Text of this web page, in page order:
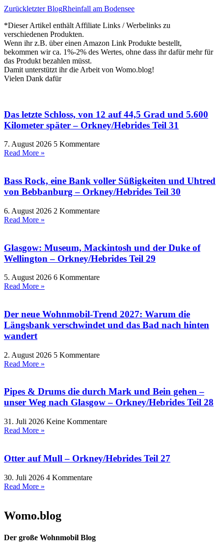
Zurückletzter BlogRheinfall am Bodensee
*Dieser Artikel enthält Affiliate Links / Werbelinks zu
verschiedenen Produkten.
Wenn ihr z.B. über einen Amazon Link Produkte bestellt,
bekommen wir ca. 1%-2% des Wertes, ohne dass ihr dafür mehr für
das Produkt bezahlen müsst.
Damit unterstützt ihr die Arbeit von Womo.blog!
Vielen Dank dafür
Das letzte Schloss, von 12 auf 44,5 Grad und 5.600
Kilometer später – Orkney/Hebrides Teil 31
7. August 2026 5 Kommentare
Read More »
Bass Rock, eine Bank voller Süßigkeiten und Uhtred
von Bebbanburg – Orkney/Hebrides Teil 30
6. August 2026 2 Kommentare
Read More »
Glasgow: Museum, Mackintosh und der Duke of
Wellington – Orkney/Hebrides Teil 29
5. August 2026 6 Kommentare
Read More »
Der neue Wohnmobil-Trend 2027: Warum die
Längsbank verschwindet und das Bad nach hinten
wandert
2. August 2026 5 Kommentare
Read More »
Pipes & Drums die durch Mark und Bein gehen –
unser Weg nach Glasgow – Orkney/Hebrides Teil 28
31. Juli 2026 Keine Kommentare
Read More »
Otter auf Mull – Orkney/Hebrides Teil 27
30. Juli 2026 4 Kommentare
Read More »
Womo.blog
Der große Wohnmobil Blog​